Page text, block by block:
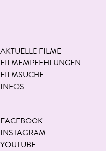
AKTUELLE FILME
FILMEMPFEHLUNGEN
FILMSUCHE
INFOS
FACEBOOK
INSTAGRAM
YOUTUBE